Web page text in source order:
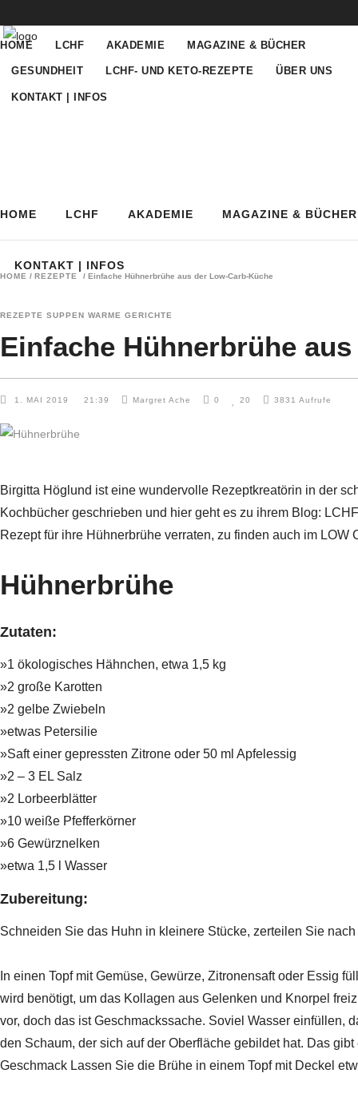
HOME LCHF AKADEMIE MAGAZINE & BÜCHER
KONTAKT | INFOS
HOME LCHF AKADEMIE MAGAZINE & BÜCHER
GESUNDHEIT LCHF- UND KETO-REZEPTE ÜBER UNS
KONTAKT | INFOS
HOME / REZEPTE / Einfache Hühnerbrühe aus der Low-Carb-Küche
REZEPTE SUPPEN WARME GERICHTE
Einfache Hühnerbrühe
1. MAI 2019 21:39 Margret Ache 0 20 3831 Aufrufe
Birgitta Höglund ist eine wundervolle Rezeptkreatörin in der
Kochbücher geschrieben und hier geht es zu ihrem Blog:
Rezept für ihre Hühnerbrühe verraten, zu finden auch im LOW
Hühnerbrühe
Zutaten:
»1 ökologisches Hähnchen, etwa 1,5 kg
»2 große Karotten
»2 gelbe Zwiebeln
»etwas Petersilie
»Saft einer gepressten Zitrone oder 50 ml Apfelessig
»2 – 3 EL Salz
»2 Lorbeerblätter
»10 weiße Pfefferkörner
»6 Gewürznelken
»etwa 1,5 l Wasser
Zubereitung:
Schneiden Sie das Huhn in kleinere Stücke, zerteilen Sie
In einen Topf mit Gemüse, Gewürze, Zitronensaft oder Essig
wird benötigt, um das Kollagen aus Gelenken und Knorpel
vor, doch das ist Geschmackssache. Soviel Wasser einfüllen,
den Schaum, der sich auf der Oberfläche gebildet hat. Das
Geschmack Lassen Sie die Brühe in einem Topf mit Deckel